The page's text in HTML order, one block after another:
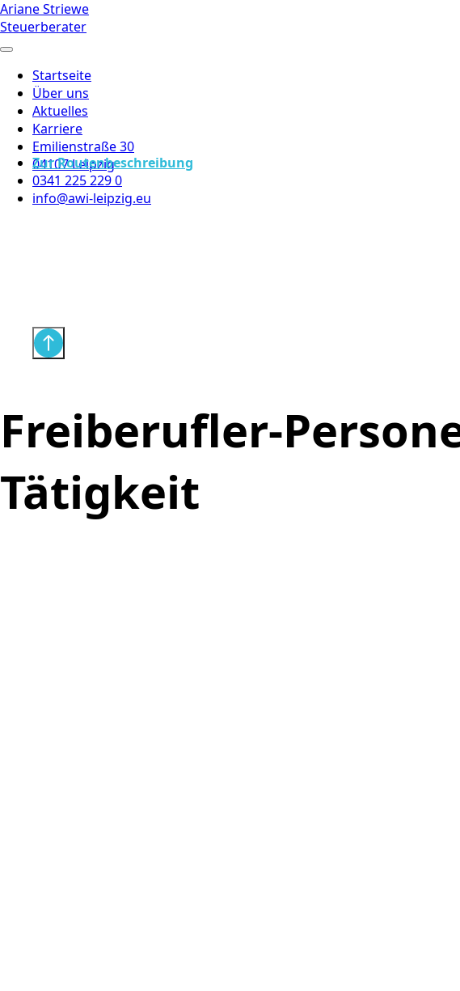
Ariane Striewe
Steuerberater
Startseite
Über uns
Aktuelles
Karriere
Emilienstraße 30
04107 Leipzig
Zur Routenbeschreibung
0341 225 229 0
info@awi-leipzig.eu
Freiberufler-
Tätigkeit